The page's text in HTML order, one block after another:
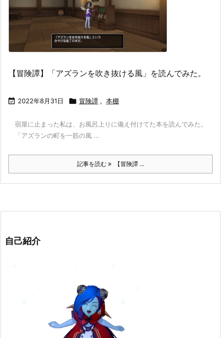
【冒険譚】「アズランを吹き抜ける風」を読んでみた。
 2022年8月31日  冒険譚 , 本棚
宿屋に止まった私は、お風呂上りに備え付けてた本を読んでみた。
「アズランの町を一筋の風 ...
記事を読む 【冒険譚 ...
自己紹介